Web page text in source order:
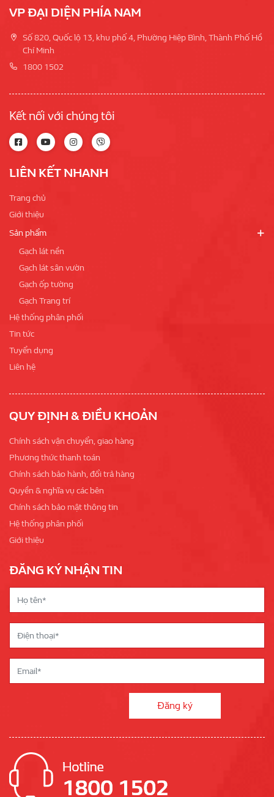
VP ĐẠI DIỆN PHÍA NAM
Số 820, Quốc lộ 13, khu phố 4, Phường Hiệp Bình, Thành Phố Hồ
Chí Minh
1800 1502
Kết nối với chúng tôi
LIÊN KẾT NHANH
Trang chủ
Giới thiệu
Sản phẩm
Gạch lát nền
Gạch lát sân vườn
Gạch ốp tường
Gạch Trang trí
Hệ thống phân phối
Tin tức
Tuyển dụng
Liên hệ
QUY ĐỊNH & ĐIỀU KHOẢN
Chính sách vận chuyển, giao hàng
Phương thức thanh toán
Chính sách bảo hành, đổi trả hàng
Quyền & nghĩa vụ các bên
Chính sách bảo mật thông tin
Hệ thống phân phối
Giới thiệu
ĐĂNG KÝ NHẬN TIN